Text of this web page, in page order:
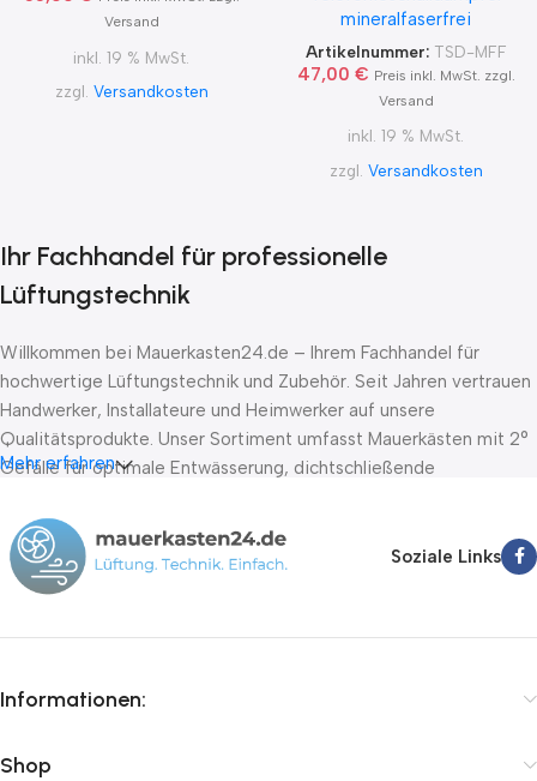
Versand
inkl. 19 % MwSt.
zzgl. Versandkosten
Mineralfaserfrei
mineralfaserfrei
Artikelnummer: TSD-MFF
47,00 € Preis inkl. MwSt. zzgl.
Versand
inkl. 19 % MwSt.
zzgl. Versandkosten
Ihr Fachhandel für professionelle
Lüftungstechnik
Willkommen bei Mauerkasten24.de – Ihrem Fachhandel für
hochwertige Lüftungstechnik und Zubehör. Seit Jahren vertrauen
Handwerker, Installateure und Heimwerker auf unsere
Qualitätsprodukte. Unser Sortiment umfasst Mauerkästen mit 2°
Gefälle für optimale Entwässerung, dichtschließende
von führenden Herstellern wie Belimo, Lufberg und Joventa. Wir
bieten Ihnen schnelle Lieferung innerhalb von 24-72 Stunden,
kompetente Fachberatung und faire Preise.
Mehr erfahren
Soziale Links
Informationen:
Shop